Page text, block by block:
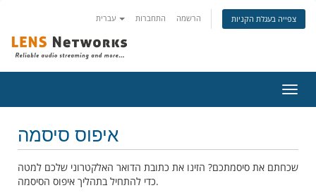
התחברות הרשמה צפייה בעגלת הקניות
ניווט
איפוס סיסמה
שכחתם את סיסמתכם? הזינו את כתובת הדואר האלקטרוני שלכם למטה
כדי להתחיל בתהליך איפוס הסיסמה.